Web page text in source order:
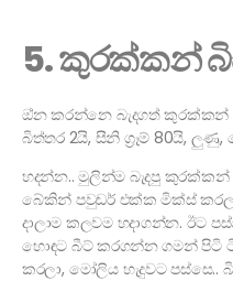
5. කුරක්කන්
ඔ්න කරන්නෙ බැදගත් කුරක්කන් පිටි
බිත්තර 2යි, සීනි ග්‍රෑම් 80යි,
හදන්න.. මුලින්ම බැදපු
බේකින් පවුඩර් එක්ක මික්ස්
දාලාම කලවම හදාගන්න. ඊට
හොඳට බීට් කරගන්න ගමන් පිටි
කරලා, මෝලිය හැදුවට පස්සෙ..